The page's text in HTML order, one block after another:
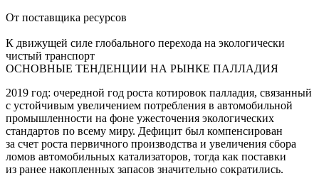
От поставщика ресурсов
К движущей силе глобального перехода на экологически
чистый транспорт
ОСНОВНЫЕ ТЕНДЕНЦИИ НА РЫНКЕ ПАЛЛАДИЯ
2019 год: очередной год роста котировок палладия, связанный
с устойчивым увеличением потребления в автомобильной
промышленности на фоне ужесточения экологических
стандартов по всему миру. Дефицит был компенсирован
за счет роста первичного производства и увеличения сбора
ломов автомобильных катализаторов, тогда как поставки
из ранее накопленных запасов значительно сократились.